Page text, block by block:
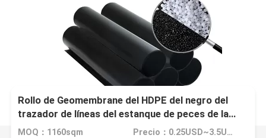
Rollo de Geomembrane del HDPE del negro del
trazador de líneas del estanque de peces de la
acuicultura para los canales o el túnel
MOQ：1160sqm Precio：0.25USD~3.5USD per sqm